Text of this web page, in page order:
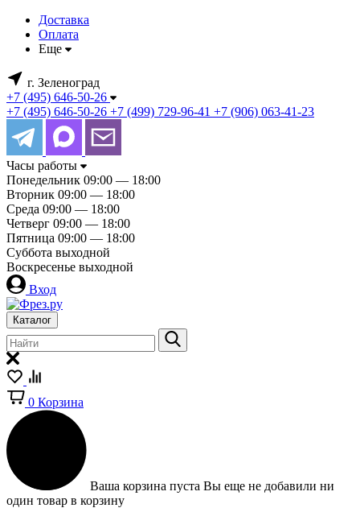
Доставка
Оплата
Еще
г. Зеленоград
+7 (495) 646-50-26
+7 (495) 646-50-26 +7 (499) 729-96-41 +7 (906) 063-41-23
Часы работы
Понедельник 09:00 — 18:00
Вторник 09:00 — 18:00
Среда 09:00 — 18:00
Четверг 09:00 — 18:00
Пятница 09:00 — 18:00
Суббота выходной
Воскресенье выходной
Вход
Каталог
0 Корзина
Ваша корзина пуста Вы еще не добавили ни
один товар в корзину